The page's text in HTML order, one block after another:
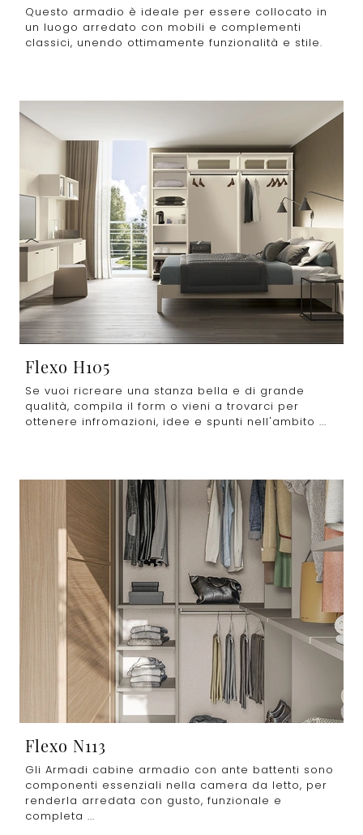
Questo armadio è ideale per essere collocato in
un luogo arredato con mobili e complementi
classici, unendo ottimamente funzionalità e stile.
Flexo H105
Se vuoi ricreare una stanza bella e di grande
qualità, compila il form o vieni a trovarci per
ottenere infromazioni, idee e spunti nell'ambito ...
Flexo N113
Gli Armadi cabine armadio con ante battenti sono
componenti essenziali nella camera da letto, per
renderla arredata con gusto, funzionale e
completa ...